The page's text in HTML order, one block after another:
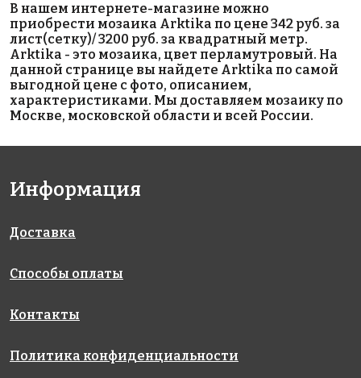
AKS118
на сетке
300x300
Light Blue
Glossy 48х48
на сетке
306x306
AKS002
на сетке
327x327
3650 руб./м²
River 25x25
В нашем интернете-магазине можно
приобрести мозаика Arktika по цене 342 руб. за
лист(сетку)/ 3200 руб. за квадратный метр.
Arktika - это мозаика, цвет перламутровый. На
данной странице вы найдете Arktika по самой
выгодной цене с фото, описанием,
характеристиками. Мы доставляем мозаику по
Москве, московской области и всей России.
Информация
Доставка
Способы оплаты
Контакты
Политика конфиденциальности